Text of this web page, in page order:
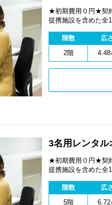
★初期費用０円★契
提携施設を含めた全
階数 広
2階
4.48
3名用レンタル
★初期費用０円★契
提携施設を含めた全
階数 広
5階
6.72